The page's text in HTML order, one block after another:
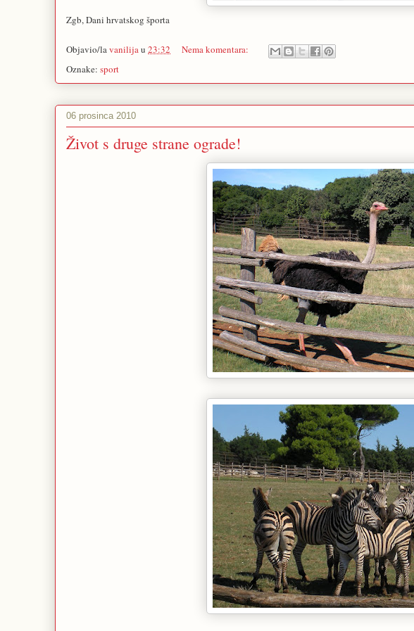
Zgb, Dani hrvatskog športa
Objavio/lavanilijau 23:32
Nema komentara:
Oznake: sport
06 prosinca 2010
Život s druge strane ograde!